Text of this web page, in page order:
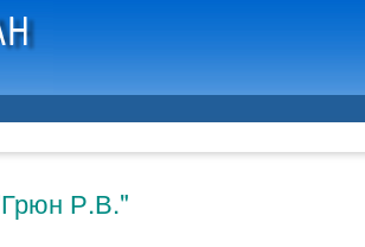
Грюн Р.В."